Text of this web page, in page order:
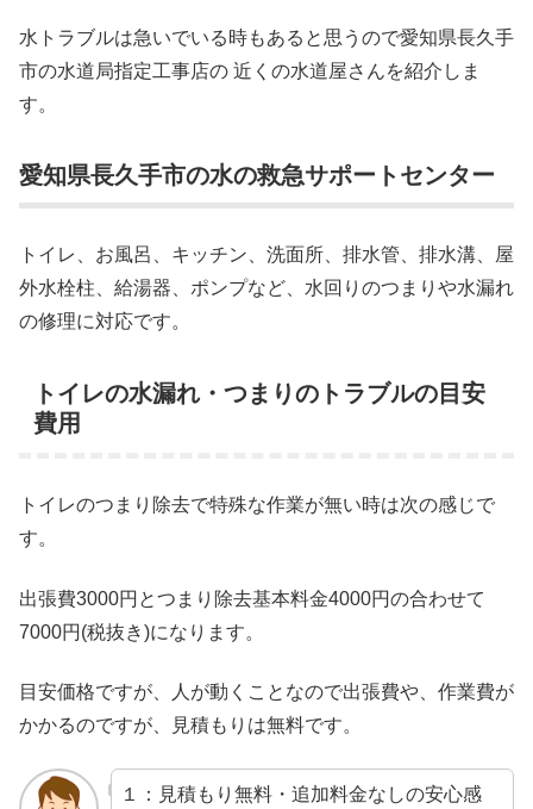
水トラブルは急いでいる時もあると思うので愛知県長久手
市の水道局指定工事店の 近くの水道屋さんを紹介しま
す。
愛知県長久手市の水の救急サポートセンター
トイレ、お風呂、キッチン、洗面所、排水管、排水溝、屋
外水栓柱、給湯器、ポンプなど、水回りのつまりや水漏れ
の修理に対応です。
トイレの水漏れ・つまりのトラブルの目安
費用
トイレのつまり除去で特殊な作業が無い時は次の感じで
す。
出張費3000円とつまり除去基本料金4000円の合わせて
7000円(税抜き)になります。
目安価格ですが、人が動くことなので出張費や、作業費が
かかるのですが、見積もりは無料です。
１：見積もり無料・追加料金なしの安心感